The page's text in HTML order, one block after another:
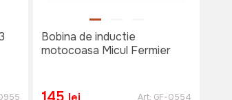
Bobina de inductie
motocoasa Micul Fermier
Art: GF-0554